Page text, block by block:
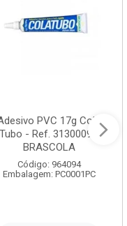
PVC 17g Cola
Tubo - Ref. 3130009 -
BRASCOLA
Código: 964094
Embalagem: PC0001PC